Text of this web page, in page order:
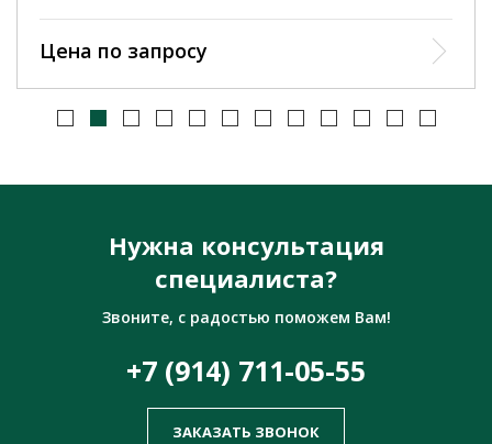
Цена по запросу
Нужна консультация
специалиста?
Звоните, с радостью поможем Вам!
+7 (914) 711-05-55
ЗАКАЗАТЬ ЗВОНОК